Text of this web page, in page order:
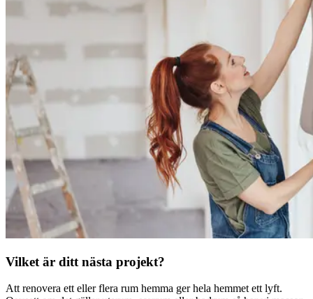
Vilket är ditt nästa projekt?
Att renovera ett eller flera rum hemma ger hela hemmet ett lyft.